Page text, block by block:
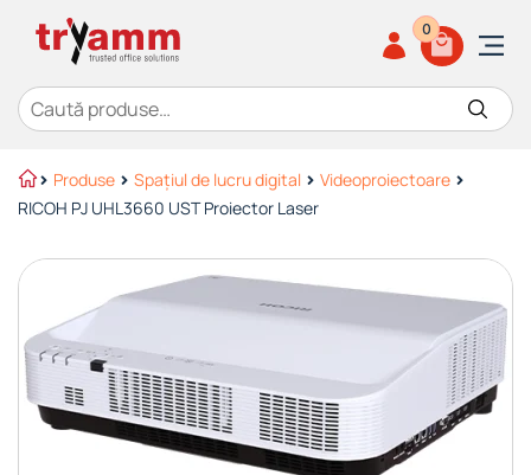
Caută după:
0
Produse Spațiul de lucru digital
Videoproiectoare
RICOH PJ UHL3660 UST Proiector Laser